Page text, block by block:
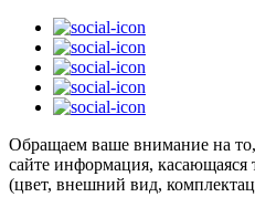
Обращаем ваше внимание на то,
сайте информация, касающаяся
(цвет, внешний вид,